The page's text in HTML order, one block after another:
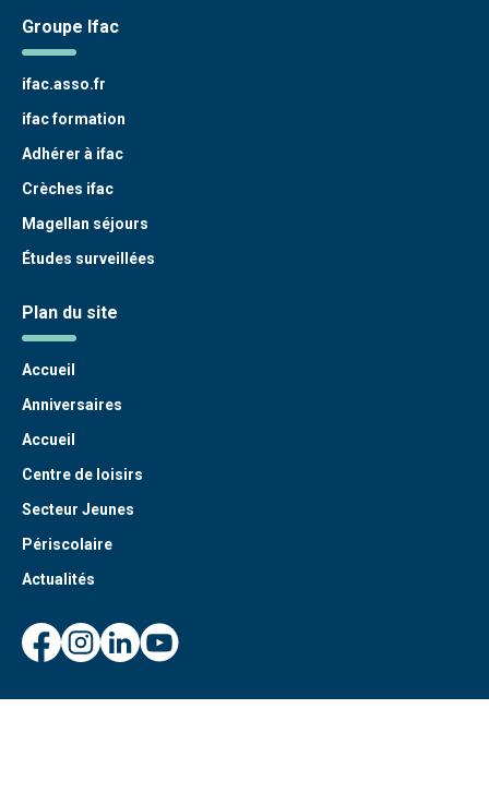
Groupe Ifac
ifac.asso.fr
ifac formation
Adhérer à ifac
Crèches ifac
Magellan séjours
Études surveillées
Plan du site
Accueil
Anniversaires
Accueil
Centre de loisirs
Secteur Jeunes
Périscolaire
Actualités